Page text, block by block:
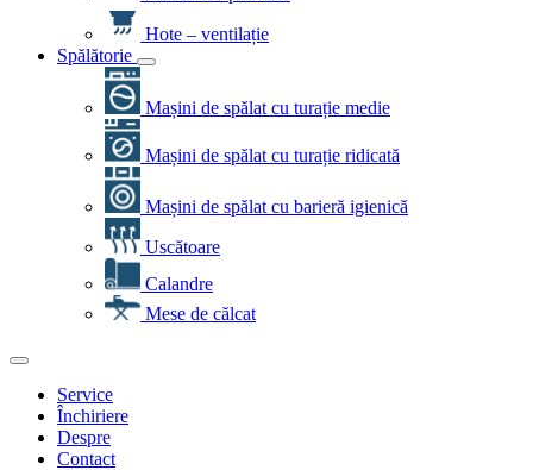
Hote – ventilație
Spălătorie
Mașini de spălat cu turație medie
Mașini de spălat cu turație ridicată
Mașini de spălat cu barieră igienică
Uscătoare
Calandre
Mese de călcat
Service
Închiriere
Despre
Contact